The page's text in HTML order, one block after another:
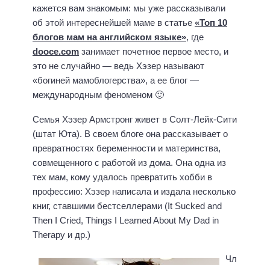
кажется вам знакомым: мы уже рассказывали
об этой интереснейшей маме в статье «Топ 10
блогов мам на английском языке», где
dooce.com занимает почетное первое место, и
это не случайно — ведь Хэзер называют
«богиней мамоблогерства», а ее блог —
международным феноменом 🙂
Семья Хэзер Армстронг живет в Солт-Лейк-Сити
(штат Юта). В своем блоге она рассказывает о
превратностях беременности и материнства,
совмещенного с работой из дома. Она одна из
тех мам, кому удалось превратить хобби в
профессию: Хэзер написала и издала несколько
книг, ставшими бестселлерами (It Sucked and
Then I Cried, Things I Learned About My Dad in
Therapy и др.)
Чл